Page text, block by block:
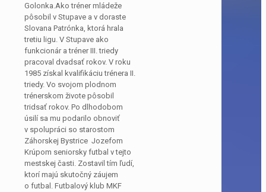
Golonka.Ako tréner mládeže
pôsobil v Stupave a v doraste
Slovana Patrónka, ktorá hrala
tretiu ligu. V Stupave ako
funkcionár a tréner III. triedy
pracoval dvadsať rokov. V roku
1985 získal kvalifikáciu trénera II.
triedy. Vo svojom plodnom
trénerskom živote pôsobil
tridsať rokov. Po dlhodobom
úsilí sa mu podarilo obnoviť
v spolupráci so starostom
Záhorskej Bystrice Jozefom
Krúpom seniorsky futbal v tejto
mestskej časti. Zostavil tím ľudí,
ktorí majú skutočný záujem
o futbal. Futbalový klub MKF